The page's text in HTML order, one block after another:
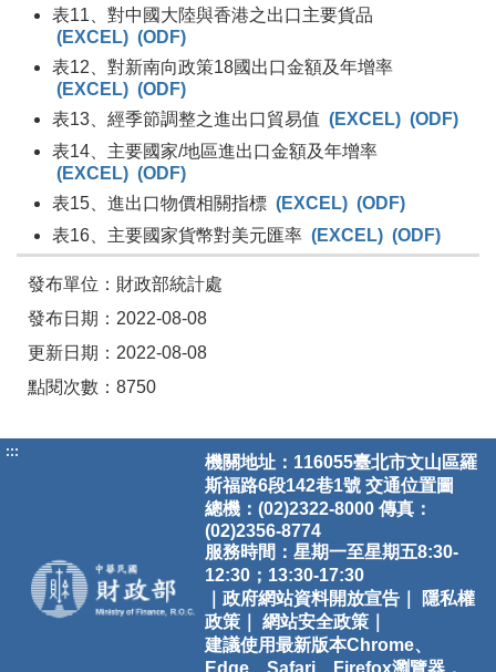
表11、對中國大陸與香港之出口主要貨品
(EXCEL) (ODF)
表12、對新南向政策18國出口金額及年增率
(EXCEL) (ODF)
表13、經季節調整之進出口貿易值 (EXCEL) (ODF)
表14、主要國家/地區進出口金額及年增率
(EXCEL) (ODF)
表15、進出口物價相關指標 (EXCEL) (ODF)
表16、主要國家貨幣對美元匯率 (EXCEL) (ODF)
發布單位：財政部統計處
發布日期：2022-08-08
更新日期：2022-08-08
點閱次數：8750
:::
機關地址：116055臺北市文山區羅
斯福路6段142巷1號 交通位置圖
總機：(02)2322-8000 傳真：
(02)2356-8774
服務時間：星期一至星期五8:30-
12:30；13:30-17:30
｜政府網站資料開放宣告｜
隱私權
政策｜
網站安全政策｜
建議使用最新版本Chrome、
Edge、Safari、Firefox瀏覽器，